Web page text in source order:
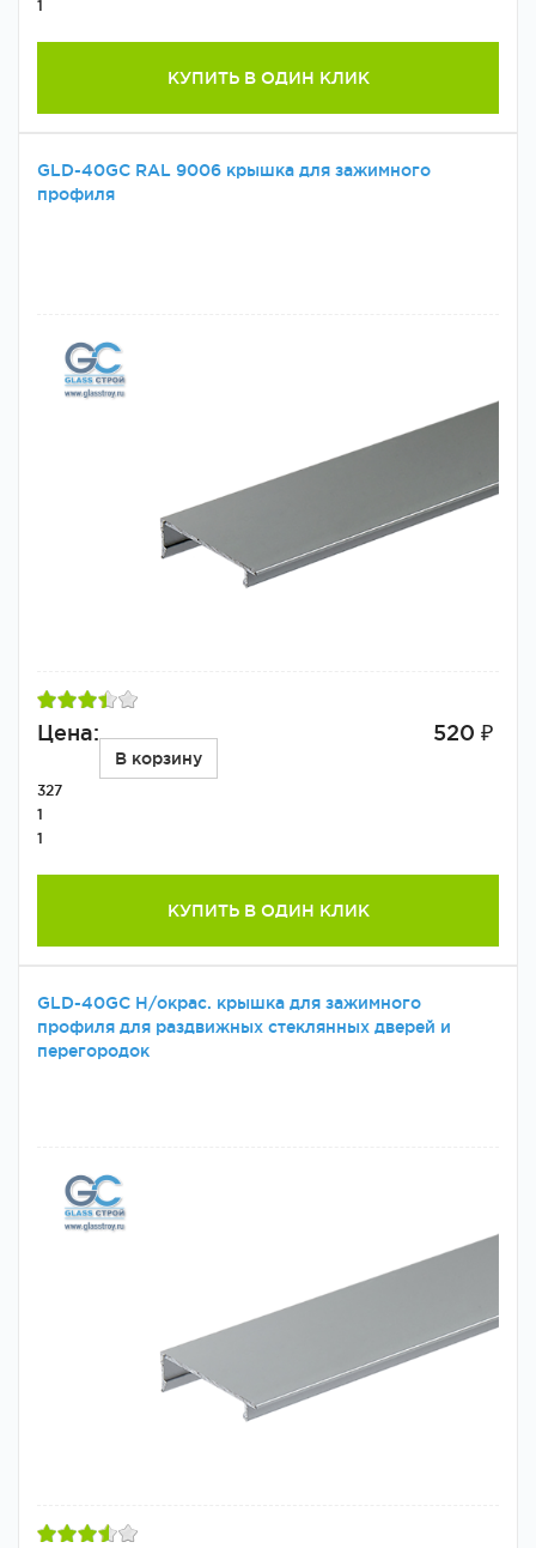
1
КУПИТЬ В ОДИН КЛИК
GLD-40GC RAL 9006 крышка для зажимного
профиля
Цена: 520 ₽
В корзину
327
1
1
КУПИТЬ В ОДИН КЛИК
GLD-40GC Н/окрас. крышка для зажимного
профиля для раздвижных стеклянных дверей и
перегородок